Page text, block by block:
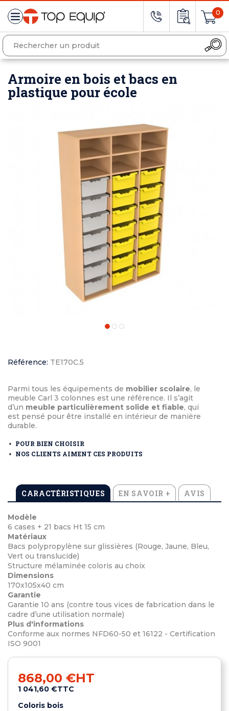
0
Armoire en bois et bacs en
plastique pour école
Référence: TE170C.5
Parmi tous les équipements de mobilier scolaire, le
meuble Carl 3 colonnes est une référence. Il s’agit
d’un meuble particulièrement solide et fiable, qui
est pensé pour être installé en intérieur de manière
durable.
POUR BIEN CHOISIR
NOS CLIENTS AIMENT CES PRODUITS
CARACTÉRISTIQUES EN SAVOIR + AVIS
Modèle
6 cases + 21 bacs Ht 15 cm
Matériaux
Bacs polypropylène sur glissières (Rouge, Jaune, Bleu,
Vert ou translucide)
Structure mélaminée coloris au choix
Dimensions
170x105x40 cm
Garantie
Garantie 10 ans (contre tous vices de fabrication dans le
cadre d’une utilisation normale)
Plus d'informations
Conforme aux normes NFD60-50 et 16122 - Certification
ISO 9001
868,00 €HT
1 041,60 €TTC
Coloris bois